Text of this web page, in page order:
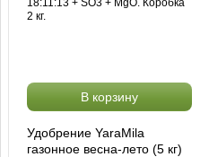
18:11:13 + SO3 + MgO. Коробка
2 кг.
В корзину
Удобрение YaraMila
газонное весна-лето (5 кг)